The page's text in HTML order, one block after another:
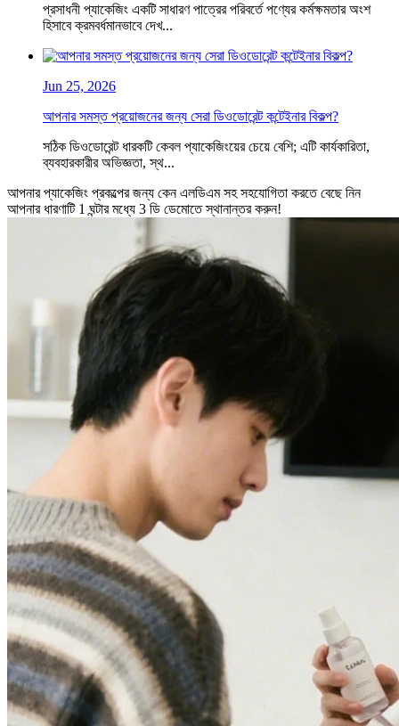
প্রসাধনী প্যাকেজিং একটি সাধারণ পাত্রের পরিবর্তে পণ্যের কর্মক্ষমতার অংশ
হিসাবে ক্রমবর্ধমানভাবে দেখ...
Jun 25, 2026
আপনার সমস্ত প্রয়োজনের জন্য সেরা ডিওডোরেন্ট কন্টেইনার বিকল্প?
সঠিক ডিওডোরেন্ট ধারকটি কেবল প্যাকেজিংয়ের চেয়ে বেশি; এটি কার্যকারিতা,
ব্যবহারকারীর অভিজ্ঞতা, স্থ...
আপনার প্যাকেজিং প্রকল্পের জন্য কেন এলডিএম সহ সহযোগিতা করতে বেছে নিন
আপনার ধারণাটি 1 ঘন্টার মধ্যে 3 ডি ডেমোতে স্থানান্তর করুন!